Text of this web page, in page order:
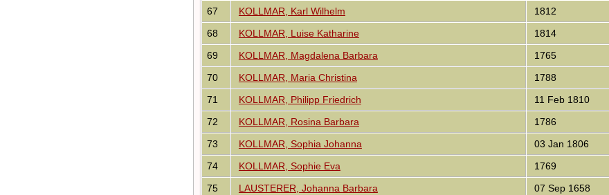
67
KOLLMAR, Karl Wilhelm 1812
68
KOLLMAR, Luise Katharine 1814
69
KOLLMAR, Magdalena Barbara 1765
70
KOLLMAR, Maria Christina 1788
71
KOLLMAR, Philipp Friedrich 11 Feb 1810
72
KOLLMAR, Rosina Barbara 1786
73
KOLLMAR, Sophia Johanna 03 Jan 1806
74
KOLLMAR, Sophie Eva 1769
75
LAUSTERER, Johanna Barbara 07 Sep 1658